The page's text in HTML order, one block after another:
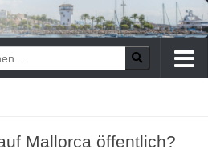
Mallorca öffentlich?